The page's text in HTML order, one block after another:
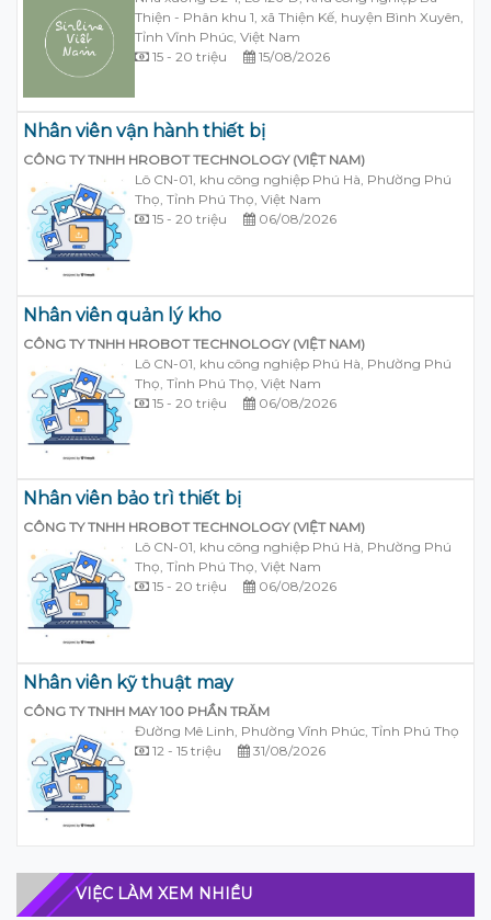
Thiện - Phân khu 1, xã Thiện Kế, huyện Bình Xuyên,
Tỉnh Vĩnh Phúc, Việt Nam
15 - 20 triệu
15/08/2026
Nhân viên vận hành thiết bị
CÔNG TY TNHH HROBOT TECHNOLOGY (VIỆT NAM)
Lô CN-01, khu công nghiệp Phú Hà, Phường Phú
Thọ, Tỉnh Phú Thọ, Việt Nam
15 - 20 triệu
06/08/2026
Nhân viên quản lý kho
CÔNG TY TNHH HROBOT TECHNOLOGY (VIỆT NAM)
Lô CN-01, khu công nghiệp Phú Hà, Phường Phú
Thọ, Tỉnh Phú Thọ, Việt Nam
15 - 20 triệu
06/08/2026
Nhân viên bảo trì thiết bị
CÔNG TY TNHH HROBOT TECHNOLOGY (VIỆT NAM)
Lô CN-01, khu công nghiệp Phú Hà, Phường Phú
Thọ, Tỉnh Phú Thọ, Việt Nam
15 - 20 triệu
06/08/2026
Nhân viên kỹ thuật may
CÔNG TY TNHH MAY 100 PHẦN TRĂM
Đường Mê Linh, Phường Vĩnh Phúc, Tỉnh Phú Thọ
12 - 15 triệu
31/08/2026
VIỆC LÀM XEM NHIỀU